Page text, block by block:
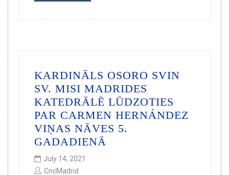
KARDINĀLS OSORO SVIN
SV. MISI MADRIDES
KATEDRĀLĒ LŪDZOTIES
PAR CARMEN HERNÁNDEZ
VIŅAS NĀVES 5.
GADADIENĀ
July 14, 2021
CncMadrid